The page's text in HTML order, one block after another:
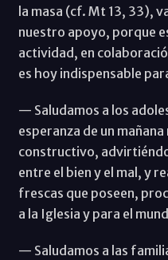
la masa (cf. Mt 13, 33),
nuestro apoyo, porque
actividad, en
es hoy indispensable
— Saludamos a los
esperanza de un
constructivo,
entre el bien y el mal, y
frescas que poseen,
a la Iglesia y para el
— Saludamos a las